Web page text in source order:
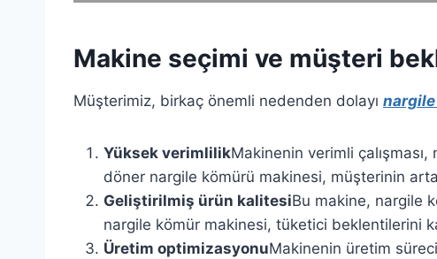
Makine seçimi ve müşteri
Müşterimiz, birkaç önemli nedenden dolayı
Yüksek verimlilikMakinenin verimli
döner nargile kömürü makinesi, müşterinin
Geliştirilmiş ürün kalitesiBu makine, nargile
nargile kömür makinesi, tüketici beklentilerini
Üretim optimizasyonuMakinenin üretim